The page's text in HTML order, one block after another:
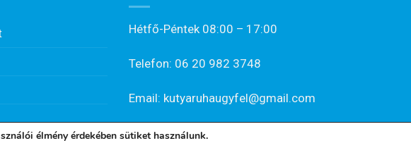
Hétfő-Péntek 08:00 – 17:00
Telefon: 06 20 982 3748
Email: kutyaruhaugyfel@gmail.com
élmény érdekében sütiket használunk.